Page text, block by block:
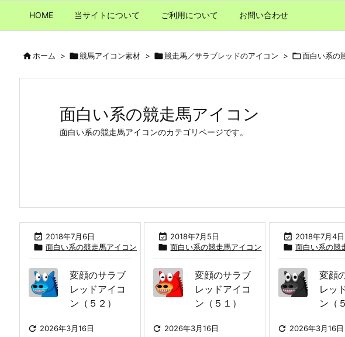
HOME 当サイトについて ご利用について お問い合わせ
ホーム > 競馬アイコン素材 > 競走馬／サラブレッドのアイコン > 面白い系の
面白い系の競走馬アイコン
面白い系の競走馬アイコンのカテゴリページです。
 2018年7月6日
 面白い系の競走馬アイコン
変顔のサラブ
レッドアイコ
ン（５２）
 2026年3月16日
 2018年7月5日
 面白い系の競走馬アイコン
変顔のサラブ
レッドアイコ
ン（５１）
 2026年3月16日
 2018年7月4日
 面白い系の競
変顔
レッ
ン（
 2026年3月16日